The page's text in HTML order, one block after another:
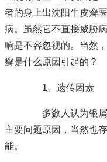
者的身上出沈阳牛皮癣
病。虽然它不直接威胁
响是不容忽视的。当然
癣是什么原因引起的？
1、遗传因素
多数人认为银屑
主要问题原因，当然也
能。